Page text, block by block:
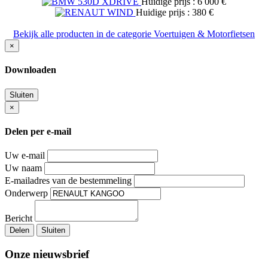
Huidige prijs : 380 €
Bekijk alle producten in de categorie Voertuigen & Motorfietsen
×
Downloaden
Sluiten
×
Delen per e-mail
Uw e-mail
Uw naam
E-mailadres van de bestemmeling
Onderwerp
Bericht
Delen Sluiten
Onze nieuwsbrief